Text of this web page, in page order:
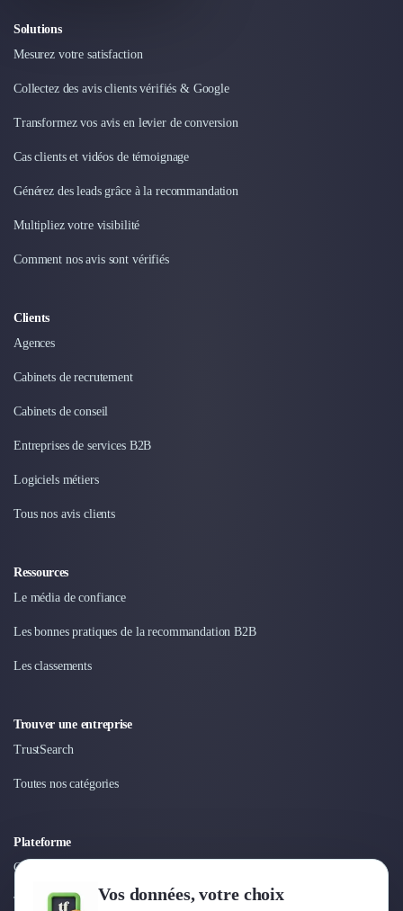
Vos données, votre choix
Solutions
Mesurez votre satisfaction
Collectez des avis clients vérifiés & Google
Transformez vos avis en levier de conversion
Cas clients et vidéos de témoignage
Générez des leads grâce à la recommandation
Multipliez votre visibilité
Comment nos avis sont vérifiés
Clients
Agences
Cabinets de recrutement
Cabinets de conseil
Entreprises de services B2B
Logiciels métiers
Tous nos avis clients
Ressources
Le média de confiance
Les bonnes pratiques de la recommandation B2B
Les classements
Trouver une entreprise
TrustSearch
Toutes nos catégories
Plateforme
Connexion
Tarifs